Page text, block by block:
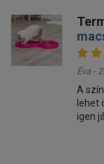
Éva -
A
lehet
igen